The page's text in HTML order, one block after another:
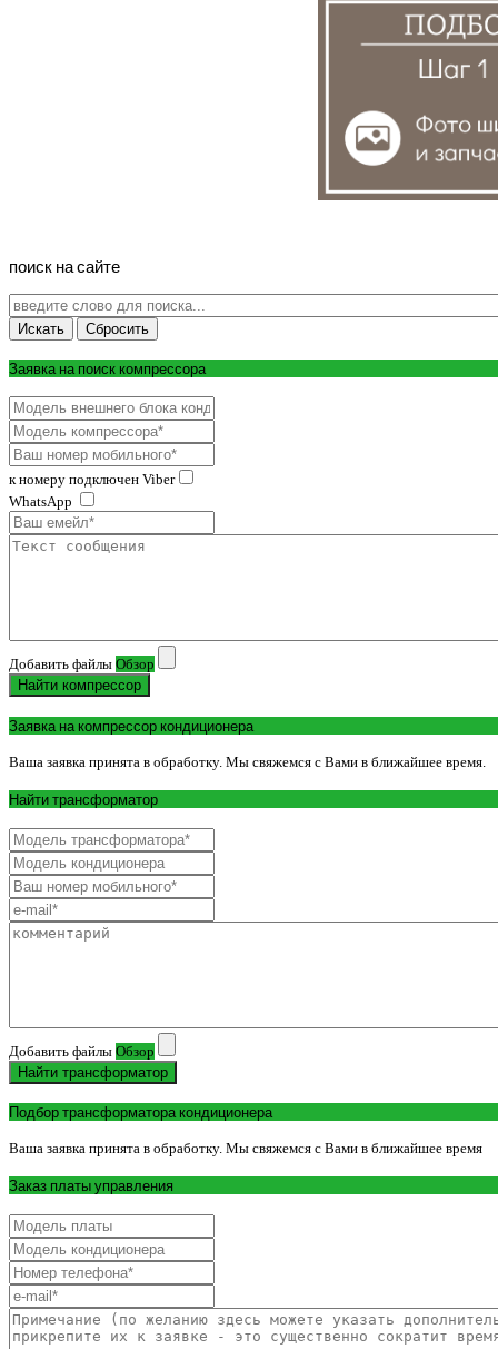
поиск насайте
Заявка на поиск компрессора
к номеру подключен Viber
WhatsApp
Добавить файлы Обзор
Найти компрессор
Заявка на компрессор кондиционера
Ваша заявка принята в обработку. Мы свяжемся с Вами в ближайшее время.
Найти трансформатор
Добавить файлы Обзор
Найти трансформатор
Подбор трансформатора кондиционера
Ваша заявка принята в обработку. Мы свяжемся с Вами в ближайшее время
Заказ платы управления